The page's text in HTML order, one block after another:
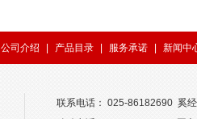
公司介绍 产品目录 服务承诺 新闻中
联系电话： 025-86182690 奚